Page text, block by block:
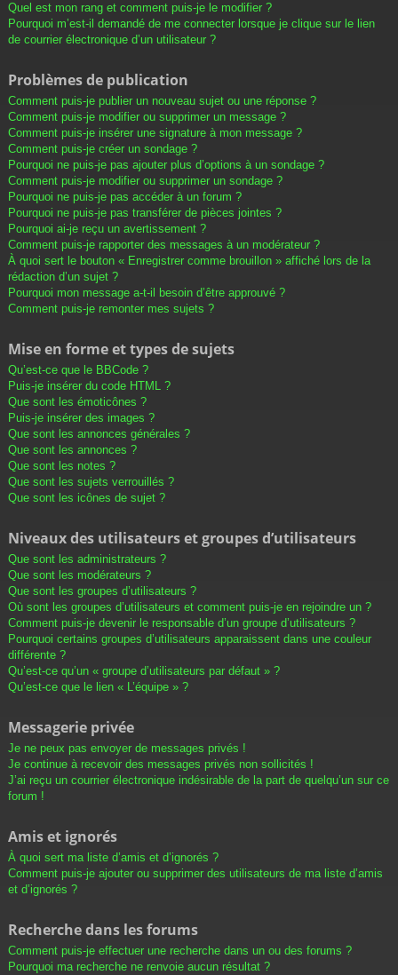
Quel est mon rang et comment puis-je le modifier ?
Pourquoi m’est-il demandé de me connecter lorsque je clique sur le lien
de courrier électronique d’un utilisateur ?
Problèmes de publication
Comment puis-je publier un nouveau sujet ou une réponse ?
Comment puis-je modifier ou supprimer un message ?
Comment puis-je insérer une signature à mon message ?
Comment puis-je créer un sondage ?
Pourquoi ne puis-je pas ajouter plus d’options à un sondage ?
Comment puis-je modifier ou supprimer un sondage ?
Pourquoi ne puis-je pas accéder à un forum ?
Pourquoi ne puis-je pas transférer de pièces jointes ?
Pourquoi ai-je reçu un avertissement ?
Comment puis-je rapporter des messages à un modérateur ?
À quoi sert le bouton « Enregistrer comme brouillon » affiché lors de la
rédaction d’un sujet ?
Pourquoi mon message a-t-il besoin d’être approuvé ?
Comment puis-je remonter mes sujets ?
Mise en forme et types de sujets
Qu’est-ce que le BBCode ?
Puis-je insérer du code HTML ?
Que sont les émoticônes ?
Puis-je insérer des images ?
Que sont les annonces générales ?
Que sont les annonces ?
Que sont les notes ?
Que sont les sujets verrouillés ?
Que sont les icônes de sujet ?
Niveaux des utilisateurs et groupes d’utilisateurs
Que sont les administrateurs ?
Que sont les modérateurs ?
Que sont les groupes d’utilisateurs ?
Où sont les groupes d’utilisateurs et comment puis-je en rejoindre un ?
Comment puis-je devenir le responsable d’un groupe d’utilisateurs ?
Pourquoi certains groupes d’utilisateurs apparaissent dans une couleur
différente ?
Qu’est-ce qu’un « groupe d’utilisateurs par défaut » ?
Qu’est-ce que le lien « L’équipe » ?
Messagerie privée
Je ne peux pas envoyer de messages privés !
Je continue à recevoir des messages privés non sollicités !
J’ai reçu un courrier électronique indésirable de la part de quelqu’un sur ce
forum !
Amis et ignorés
À quoi sert ma liste d’amis et d’ignorés ?
Comment puis-je ajouter ou supprimer des utilisateurs de ma liste d’amis
et d’ignorés ?
Recherche dans les forums
Comment puis-je effectuer une recherche dans un ou des forums ?
Pourquoi ma recherche ne renvoie aucun résultat ?